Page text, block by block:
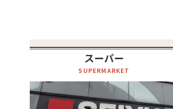
スーパー
SUPERMARKET